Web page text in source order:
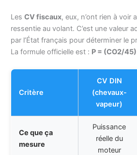
LesCV fiscaux, eux, n’ont rien à voir
ressentie au volant. C’est une valeur
par l’État français pour déterminer le
La formule officielle est : P = (CO2/
Critère
CV DIN
(chevaux-
vapeur)
Ce que ça
mesure
Puissance
réelle du
moteur